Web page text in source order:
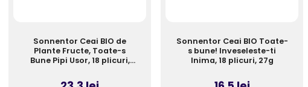
Sonnentor Ceai BIO de
Plante Fructe, Toate-s
Bune Pipi Usor, 18 plicuri,
Sonnentor Ceai BIO Toate-
s bune! Inveseleste-ti
Inima, 18 plicuri, 27g